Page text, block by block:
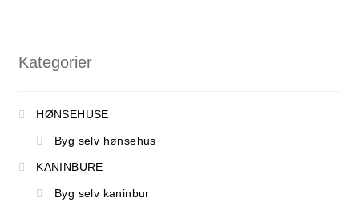
Kategorier
HØNSEHUSE
Byg selv hønsehus
KANINBURE
Byg selv kaninbur